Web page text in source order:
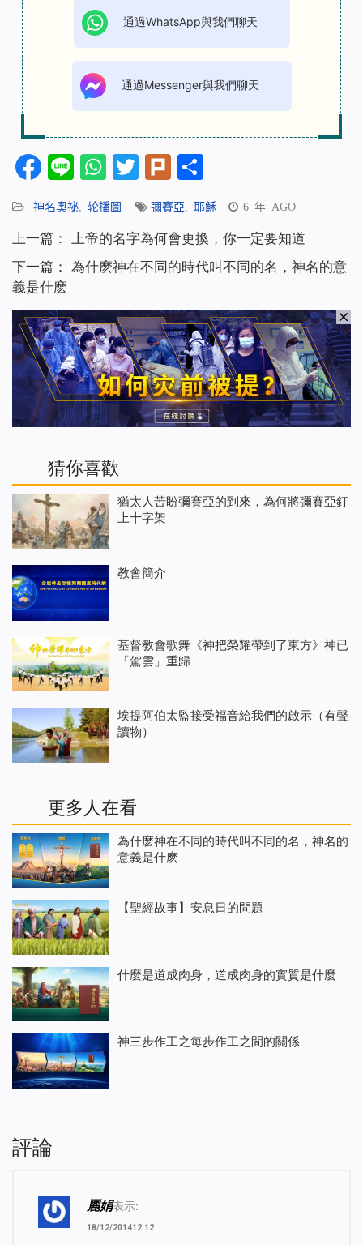
通過WhatsApp與我們聊天
通過Messenger與我們聊天
Facebook
LineWhatsApp
Twitter
Plurk
享
神名奧祕 轮播圖 彌賽亞 耶穌 6 年 AGO
上一篇： 上帝的名字為何會更換，你一定要知道
下一篇： 為什麽神在不同的時代叫不同的名，神名的意
義是什麽
猜你喜歡
猶太人苦盼彌賽亞的到來，為何將彌賽亞釘
上十字架
教會簡介
基督教會歌舞《神把榮耀帶到了東方》神已
「駕雲」重歸
埃提阿伯太監接受福音給我們的啟示（有聲
讀物）
更多人在看
為什麽神在不同的時代叫不同的名，神名的
意義是什麽
【聖經故事】安息日的問題
什麼是道成肉身，道成肉身的實質是什麼
神三步作工之每步作工之間的關係
評論
麗娟表示:
18/12/201412:12